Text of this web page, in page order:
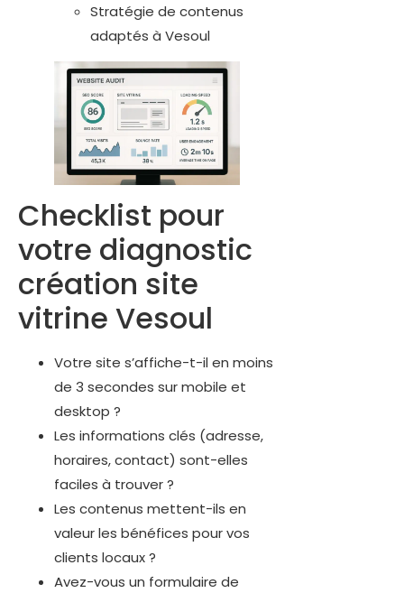
Stratégie de contenus
adaptés à Vesoul
Checklist pour
votre diagnostic
création site
vitrine Vesoul
Votre site s’affiche-t-il en moins
de 3 secondes sur mobile et
desktop ?
Les informations clés (adresse,
horaires, contact) sont-elles
faciles à trouver ?
Les contenus mettent-ils en
valeur les bénéfices pour vos
clients locaux ?
Avez-vous un formulaire de